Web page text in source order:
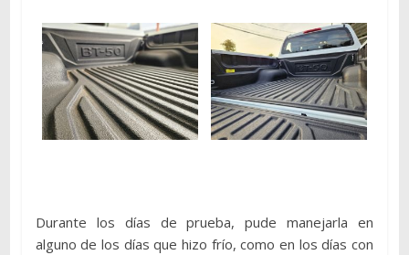
Durante los días de prueba, pude manejarla en
alguno de los días que hizo frío, como en los días con